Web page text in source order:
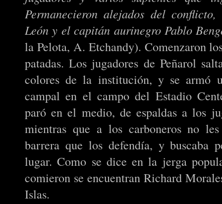
Permanecieron alejados del
León y el capitán aurinegro Pablo
la Pelota, A. Etchandy). Comenzaron
patadas. Los jugadores de Peñarol
colores de la institución, y se armó
campal en el campo del Estadio
paró en el medio, de espaldas a los
mientras que a los carboneros no
barrera que los defendía, y buscaba
lugar. Como se dice en la jerga
comieron se encuentran Richard
Islas.